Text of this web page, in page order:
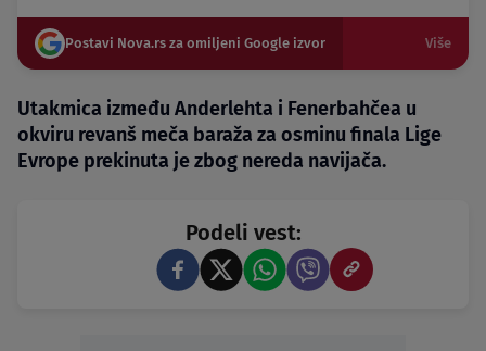
Postavi Nova.rs za omiljeni Google izvor Više
Utakmica između Anderlehta i Fenerbahčea u
okviru revanš meča baraža za osminu finala Lige
Evrope prekinuta je zbog nereda navijača.
Podeli vest: